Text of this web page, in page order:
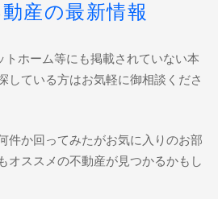
産の最新情報
トホーム等にも掲載されていない本
している方はお気軽に御相談くださ
件か回ってみたがお気に入りのお部
オススメの不動産が見つかるかもし